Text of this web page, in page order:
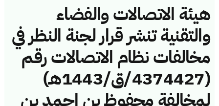
هيئة الاتصالات والفضاء
والتقنية تنشر قرار لجنة النظر في
مخالفات نظام الاتصالات رقم
(4374427/ق/1443هـ)
لمخالفة محفوظ بن احمد بن